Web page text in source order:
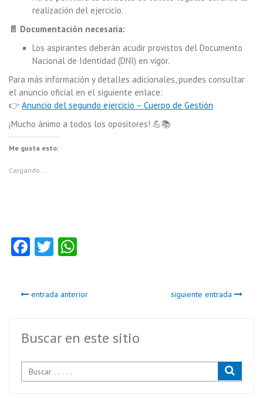
realización del ejercicio.
📄 Documentación necesaria:
Los aspirantes deberán acudir provistos del Documento
Nacional de Identidad (DNI) en vigor.
Para más información y detalles adicionales, puedes consultar
el anuncio oficial en el siguiente enlace:
👉 Anuncio del segundo ejercicio – Cuerpo de Gestión
¡Mucho ánimo a todos los opositores! 💪📚
Me gusta esto:
Cargando...
Fa
o
k
T
er A
p
entrada anterior siguiente entrada
Buscar en este sitio